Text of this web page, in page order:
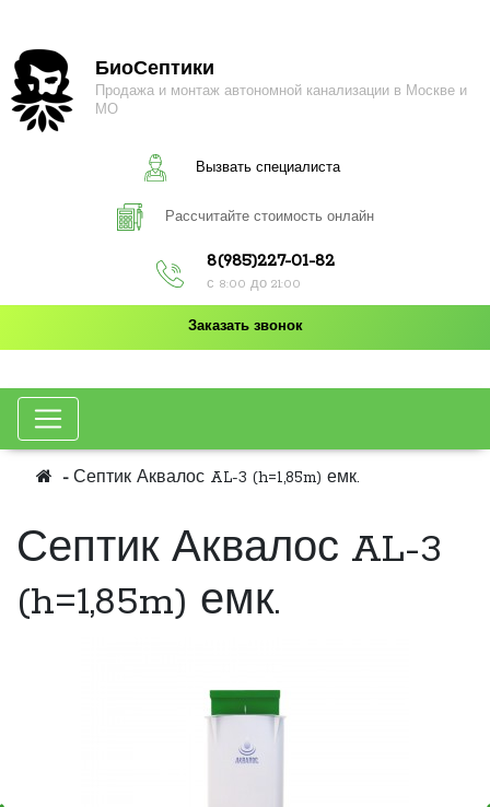
БиоСептики
Продажа и монтаж автономной канализации в Москве и
МО
Вызвать специалиста
Рассчитайте стоимость онлайн
8(985)227-01-82
с 8:00 до 21:00
Заказать звонок
Септик Аквалос AL-3 (h=1,85m) емк.
Септик Аквалос AL-3
(h=1,85m) емк.